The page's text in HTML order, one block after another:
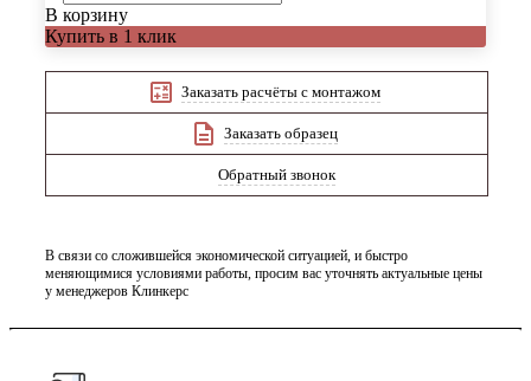
В корзину
Купить в 1 клик
Заказать расчёты с монтажом
Заказать образец
Обратный звонок
В связи со сложившейся экономической ситуацией, и быстро
меняющимися условиями работы, просим вас уточнять актуальные цены
у менеджеров Клинкерс